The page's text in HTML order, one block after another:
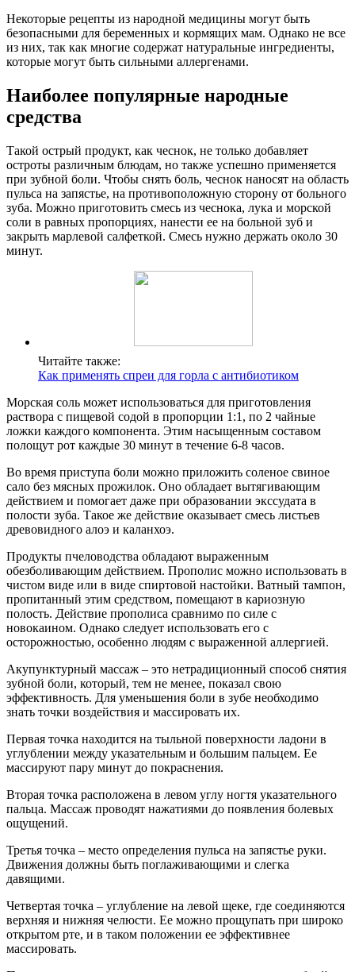
Некоторые рецепты из народной медицины могут быть
безопасными для беременных и кормящих мам. Однако не все
из них, так как многие содержат натуральные ингредиенты,
которые могут быть сильными аллергенами.
Наиболее популярные народные
средства
Такой острый продукт, как чеснок, не только добавляет
остроты различным блюдам, но также успешно применяется
при зубной боли. Чтобы снять боль, чеснок наносят на область
пульса на запястье, на противоположную сторону от больного
зуба. Можно приготовить смесь из чеснока, лука и морской
соли в равных пропорциях, нанести ее на больной зуб и
закрыть марлевой салфеткой. Смесь нужно держать около 30
минут.
Читайте также:
Как применять спреи для горла с антибиотиком
Морская соль может использоваться для приготовления
раствора с пищевой содой в пропорции 1:1, по 2 чайные
ложки каждого компонента. Этим насыщенным составом
полощут рот каждые 30 минут в течение 6-8 часов.
Во время приступа боли можно приложить соленое свиное
сало без мясных прожилок. Оно обладает вытягивающим
действием и помогает даже при образовании экссудата в
полости зуба. Такое же действие оказывает смесь листьев
древовидного алоэ и каланхоэ.
Продукты пчеловодства обладают выраженным
обезболивающим действием. Прополис можно использовать в
чистом виде или в виде спиртовой настойки. Ватный тампон,
пропитанный этим средством, помещают в кариозную
полость. Действие прополиса сравнимо по силе с
новокаином. Однако следует использовать его с
осторожностью, особенно людям с выраженной аллергией.
Акупунктурный массаж – это нетрадиционный способ снятия
зубной боли, который, тем не менее, показал свою
эффективность. Для уменьшения боли в зубе необходимо
знать точки воздействия и массировать их.
Первая точка находится на тыльной поверхности ладони в
углублении между указательным и большим пальцем. Ее
массируют пару минут до покраснения.
Вторая точка расположена в левом углу ногтя указательного
пальца. Массаж проводят нажатиями до появления болевых
ощущений.
Третья точка – место определения пульса на запястье руки.
Движения должны быть поглаживающими и слегка
давящими.
Четвертая точка – углубление на левой щеке, где соединяются
верхняя и нижняя челюсти. Ее можно прощупать при широко
открытом рте, и в таком положении ее эффективнее
массировать.